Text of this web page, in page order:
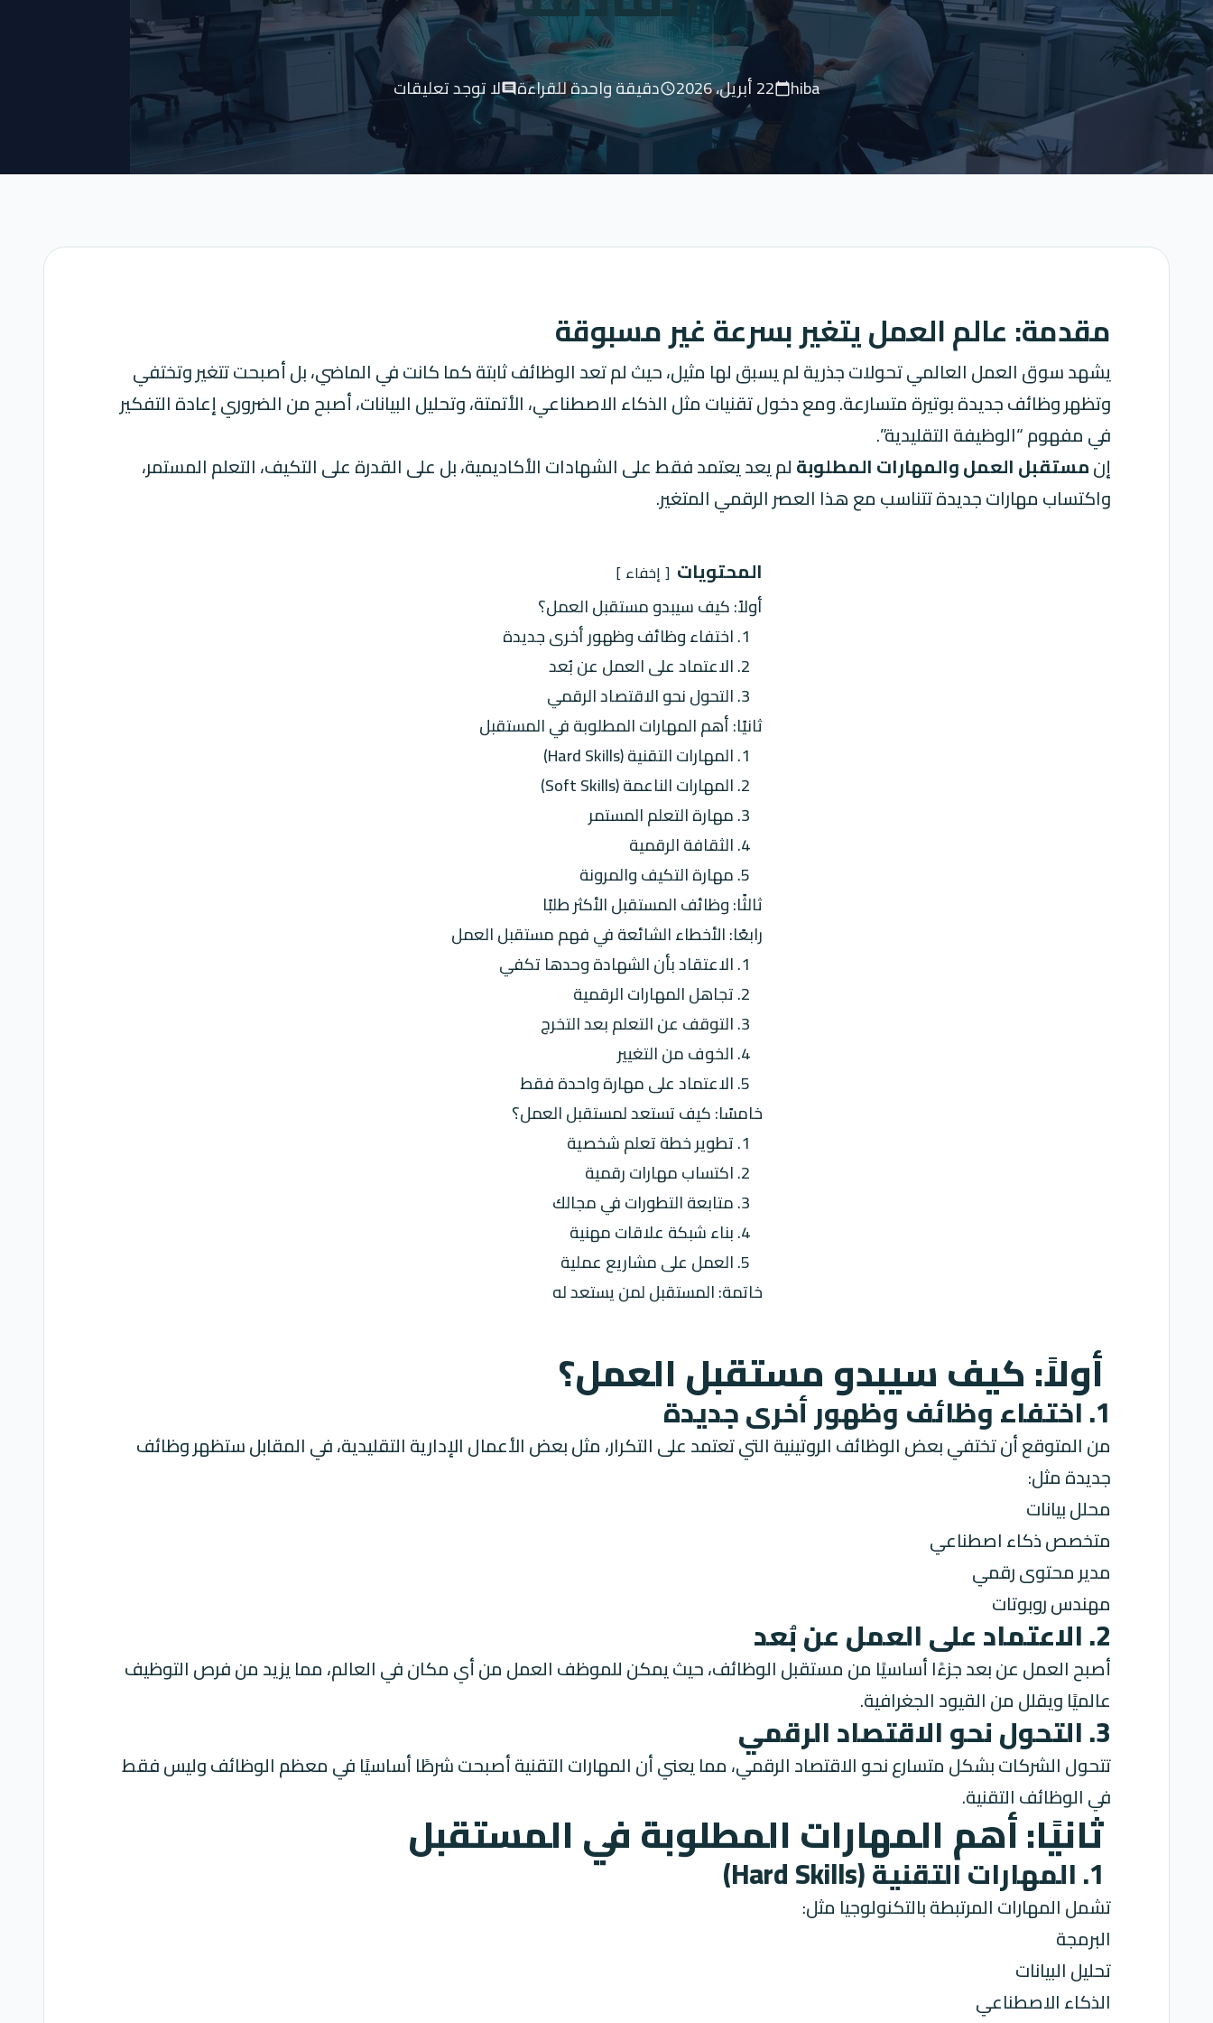
hiba
calendar_today22 أبريل، 2026 scheduleدقيقة واحدة للقراءةcommentلا توجد تعليقات
مقدمة: عالم العمل يتغير بسرعة غير مسبوقة
يشهد سوق العمل العالمي تحولات جذرية لم يسبق لها مثيل، حيث لم تعد الوظائف ثابتة كما كانت في الماضي، بل أصبحت تتغير وتختفي
وتظهر وظائف جديدة بوتيرة متسارعة. ومع دخول تقنيات مثل الذكاء الاصطناعي، الأتمتة، وتحليل البيانات، أصبح من الضروري إعادة التفكير
في مفهوم “الوظيفة التقليدية”.
إنمستقبل العمل والمهارات المطلوبةلم يعد يعتمد فقط على الشهادات الأكاديمية، بل على القدرة على التكيف، التعلم المستمر،
واكتساب مهارات جديدة تتناسب مع هذا العصر الرقمي المتغير.
المحتويات إخفاء
أولاً: كيف سيبدو مستقبل العمل؟
1. اختفاء وظائف وظهور أخرى جديدة
2. الاعتماد على العمل عن بُعد
3. التحول نحو الاقتصاد الرقمي
ثانيًا: أهم المهارات المطلوبة في المستقبل
1. المهارات التقنية (Hard Skills)
2. المهارات الناعمة (Soft Skills)
3. مهارة التعلم المستمر
4. الثقافة الرقمية
5. مهارة التكيف والمرونة
ثالثًا: وظائف المستقبل الأكثر طلبًا
رابعًا: الأخطاء الشائعة في فهم مستقبل العمل
1. الاعتقاد بأن الشهادة وحدها تكفي
2. تجاهل المهارات الرقمية
3. التوقف عن التعلم بعد التخرج
4. الخوف من التغيير
5. الاعتماد على مهارة واحدة فقط
خامسًا: كيف تستعد لمستقبل العمل؟
1. تطوير خطة تعلم شخصية
2. اكتساب مهارات رقمية
3. متابعة التطورات في مجالك
4. بناء شبكة علاقات مهنية
5. العمل على مشاريع عملية
خاتمة: المستقبل لمن يستعد له
أولاً: كيف سيبدو مستقبل العمل؟
1. اختفاء وظائف وظهور أخرى جديدة
من المتوقع أن تختفي بعض الوظائف الروتينية التي تعتمد على التكرار، مثل بعضالأعمالالإدارية التقليدية، في المقابل ستظهر وظائف
جديدة مثل:
محلل بيانات
متخصص ذكاء اصطناعي
مدير محتوى رقمي
مهندس روبوتات
2. الاعتماد على العمل عن بُعد
أصبح العمل عن بعد جزءًا أساسيًا من مستقبل الوظائف، حيث يمكن للموظف العمل من أي مكان في العالم، مما يزيد من فرص التوظيف
عالميًا ويقلل من القيود الجغرافية.
3. التحول نحو الاقتصاد الرقمي
تتحول الشركات بشكل متسارع نحو الاقتصاد الرقمي، مما يعني أن المهارات التقنية أصبحت شرطًا أساسيًا في معظم الوظائف وليس فقط
في الوظائف التقنية.
ثانيًا: أهم المهارات المطلوبة في المستقبل
تشمل المهارات المرتبطة بالتكنولوجيا مثل:
البرمجة
تحليل البيانات
الذكاء الاصطناعي